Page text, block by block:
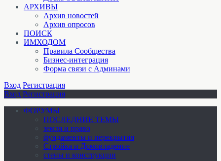
АРХИВЫ
Архив новостей
Архив опросов
ПОИСК
ИМХОДОМ
Правила Сообщества
Бизнес-интеграция
Форма связи с Админами
Вход Регистрация
Вход Регистрация
ФОРУМЫ
ПОСЛЕДНИЕ ТЕМЫ
земля и право
фундаменты и перекрытия
Стройка и Домовладение
стены и конструкции